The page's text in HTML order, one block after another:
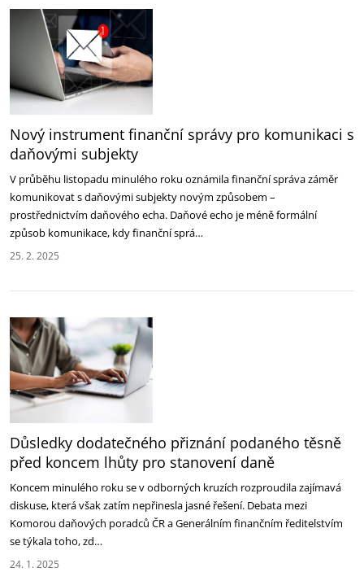
Nový instrument finanční správy pro komunikaci s
daňovými subjekty
V průběhu listopadu minulého roku oznámila finanční správa záměr
komunikovat s daňovými subjekty novým způsobem –
prostřednictvím daňového echa. Daňové echo je méně formální
způsob komunikace, kdy finanční sprá…
25. 2. 2025
Důsledky dodatečného přiznání podaného těsně
před koncem lhůty pro stanovení daně
Koncem minulého roku se v odborných kruzích rozproudila zajímavá
diskuse, která však zatím nepřinesla jasné řešení. Debata mezi
Komorou daňových poradců ČR a Generálním finančním ředitelstvím
se týkala toho, zd…
24. 1. 2025